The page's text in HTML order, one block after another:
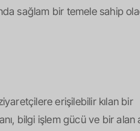
sağlam bir temele sahip
erişilebilir kılan bir
bilgi işlem gücü ve bir alan